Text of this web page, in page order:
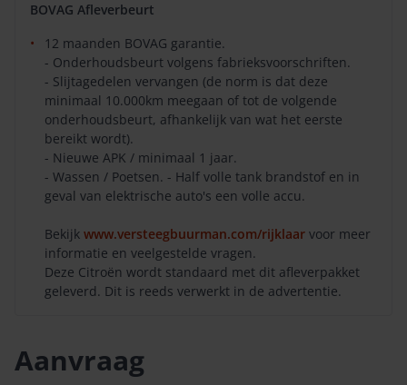
BOVAG Afleverbeurt
12 maanden BOVAG garantie.
- Onderhoudsbeurt volgens fabrieksvoorschriften.
- Slijtagedelen vervangen (de norm is dat deze
minimaal 10.000km meegaan of tot de volgende
onderhoudsbeurt, afhankelijk van wat het eerste
bereikt wordt).
- Nieuwe APK / minimaal 1 jaar.
- Wassen / Poetsen. - Half volle tank brandstof en in
geval van elektrische auto's een volle accu.
Bekijk www.versteegbuurman.com/rijklaar voor meer
informatie en veelgestelde vragen.
Deze Citroën wordt standaard met dit afleverpakket
geleverd. Dit is reeds verwerkt in de advertentie.
Aanvraag